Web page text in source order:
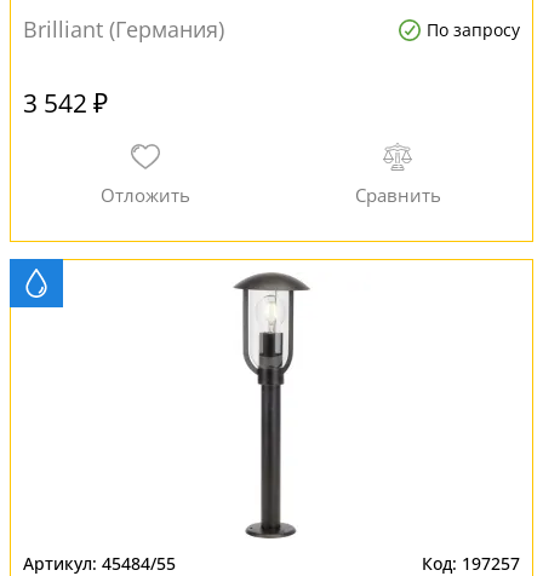
Brilliant (Германия)
По запросу
3 542 ₽
45484/55 197257